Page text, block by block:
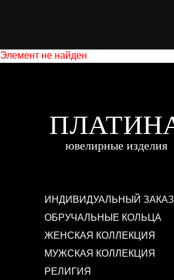
Элемент не найден
ИНДИВИДУАЛЬНЫЙ ЗАКАЗ
ОБРУЧАЛЬНЫЕ КОЛЬЦА
ЖЕНСКАЯ КОЛЛЕКЦИЯ
МУЖСКАЯ КОЛЛЕКЦИЯ
РЕЛИГИЯ